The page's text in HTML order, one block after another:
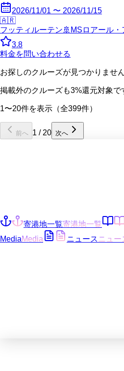
2026/11/01 〜 2026/11/15
🇦🇷
フッティルーテン 🚢 MSロアール・
3.8
料金を問い合わせる
お探しのクルーズが見つかりませ
掲載外のクルーズも3%還元対象で
1〜20件を表示（全399件）
前へ 1 / 20 次へ
寄港地一覧寄港地一覧
MediaMedia ニュース ニュー